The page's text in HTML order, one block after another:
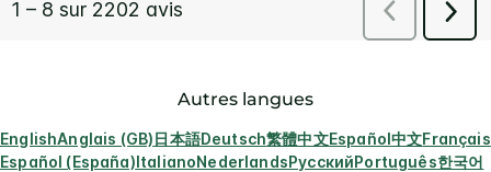
Autres langues
EnglishAnglais (GB)日本語Deutsch繁體中文Español中文Français
Español (España)ItalianoNederlandsРусскийPortuguês한국어